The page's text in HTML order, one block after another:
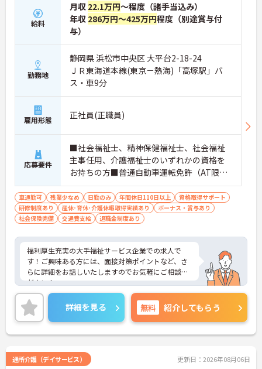
給料
月収 22.1万円～程度（諸手当込み）
年収 286万円～425万円程度（別途賞与付
与）
勤務地
静岡県 浜松市中央区 大平台2-18-24
ＪＲ東海道本線(東京－熱海)「高塚駅」バ
ス・車9分
雇用形態 正社員(正職員)
応募要件
■社会福祉士、精神保健福祉士、社会福祉
主事任用、介護福祉士のいずれかの資格を
お持ちの方■普通自動車運転免許（AT限定
可）
車通勤可 残業少なめ 日勤のみ 年間休日110日以上
資格取得サポート
研修制度あり
産休･育休･介護休暇取得実績あり
ボーナス・賞与あり
社会保険完備
交通費支給 退職金制度あり
福利厚生充実の大手福祉サービス企業での求人で
す！ご興味ある方には、面接対策ポイントなど、さ
らに詳細をお話しいたしますのでお気軽にご相談く
ださい！
詳細を見る 無料 紹介してもらう
通所介護（デイサービス） 更新日：2026年08月06日